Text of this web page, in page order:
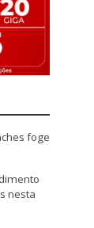
foge
nesta